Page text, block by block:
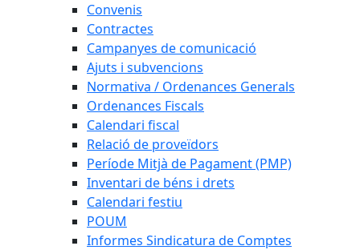
Convenis
Contractes
Campanyes de comunicació
Ajuts i subvencions
Normativa / Ordenances Generals
Ordenances Fiscals
Calendari fiscal
Relació de proveïdors
Període Mitjà de Pagament (PMP)
Inventari de béns i drets
Calendari festiu
POUM
Informes Sindicatura de Comptes